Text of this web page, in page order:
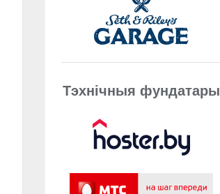
Тэхнічныя фундатары